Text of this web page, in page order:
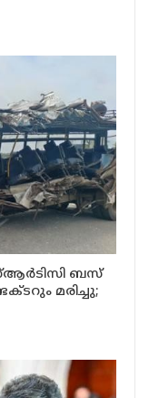
ബസ്
മരിച്ചു;